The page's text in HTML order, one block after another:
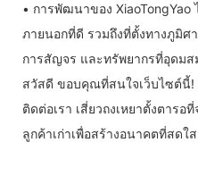
• การพัฒนาของ XiaoTongYao
ภายนอกที่ดี รวมถึงที่ตั้งทางภูมิศ
การสัญจร และทรัพยากรที่อุดม
สวัสดี ขอบคุณที่สนใจเว็บไซต์นี้
ติดต่อเรา เสี่ยวถงเหยาตั้งตาร
ลูกค้าเก่าเพื่อสร้างอนาคตที่สดใ